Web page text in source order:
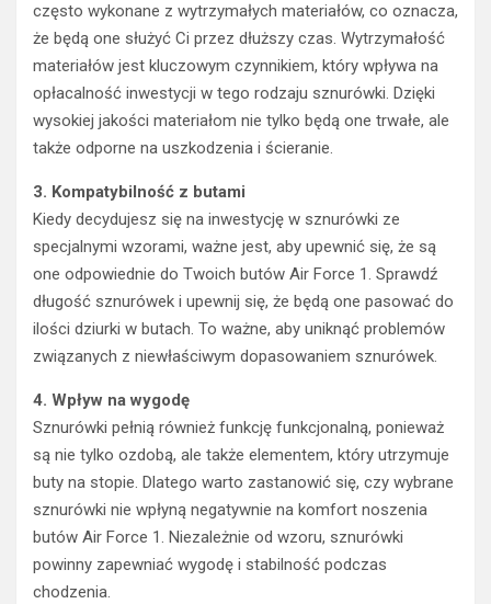
często wykonane z wytrzymałych materiałów, co oznacza,
że ​​będą one służyć Ci przez dłuższy czas. Wytrzymałość
materiałów jest kluczowym czynnikiem, który wpływa na
opłacalność inwestycji w tego rodzaju sznurówki. Dzięki
wysokiej jakości materiałom nie tylko będą one trwałe, ale
także odporne na uszkodzenia i ścieranie.
3. Kompatybilność z butami
Kiedy decydujesz się na inwestycję w sznurówki ze
specjalnymi wzorami, ważne jest, aby upewnić się, że są
one odpowiednie do Twoich butów Air Force 1. Sprawdź
długość sznurówek i upewnij się, że będą one pasować do
ilości dziurki w butach. To ważne, aby uniknąć problemów
związanych z niewłaściwym dopasowaniem sznurówek.
4. Wpływ na wygodę
Sznurówki pełnią również funkcję funkcjonalną, ponieważ
są nie tylko ozdobą, ale także elementem, który utrzymuje
buty na stopie. Dlatego warto zastanowić się, czy wybrane
sznurówki nie wpłyną negatywnie na komfort noszenia
butów Air Force 1. Niezależnie od wzoru, sznurówki
powinny zapewniać wygodę i stabilność podczas
chodzenia.